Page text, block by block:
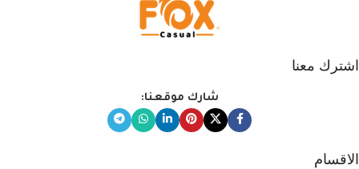
اشترك معنا
شارك موقعنا:
الاقسام